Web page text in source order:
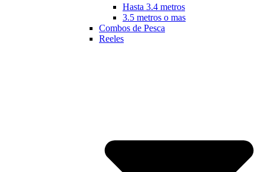
Hasta 3.4 metros
3.5 metros o mas
Combos de Pesca
Reeles